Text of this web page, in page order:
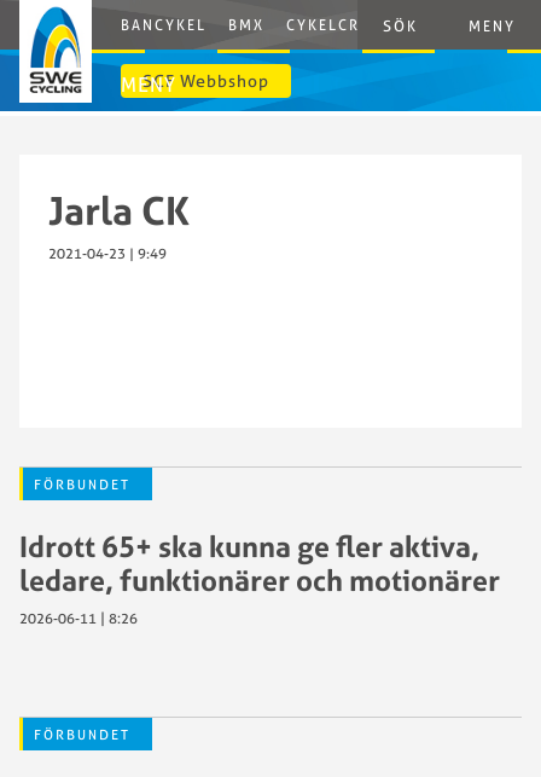
BANCYKEL BMX CYKELCROSS E-CYCLING
SÖK MENY
MENY
SCF Webbshop
Jarla CK
2021-04-23 | 9:49
FÖRBUNDET
Idrott 65+ ska kunna ge fler aktiva,
ledare, funktionärer och motionärer
2026-06-11 | 8:26
FÖRBUNDET